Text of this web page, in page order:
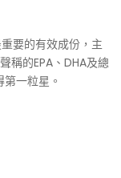
要的有效成份，主
稱的EPA、DHA及總
一粒星。